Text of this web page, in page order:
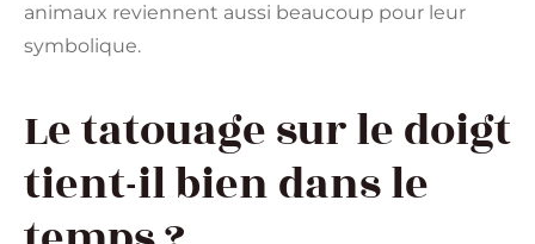
animaux reviennent aussi beaucoup pour leur
symbolique.
Le tatouage sur le doigt
tient-il bien dans le